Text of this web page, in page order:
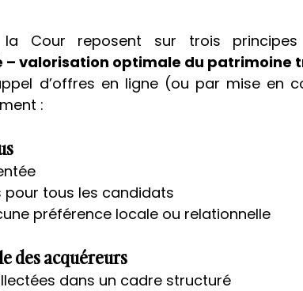
la Cour reposent sur trois principes
valorisation optimale du patrimoine
d’offres en ligne (ou par mise en
:
pour tous les candidats
préférence locale ou relationnelle
des acquéreurs
dans un cadre structuré